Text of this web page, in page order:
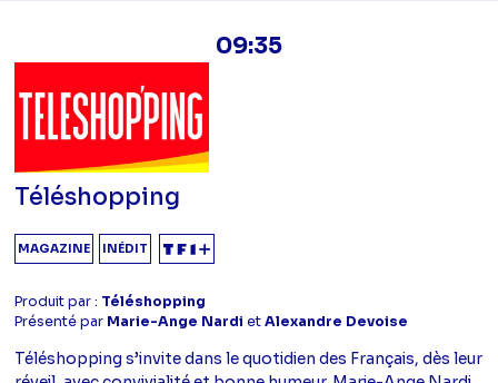
09:35
Téléshopping
MAGAZINE INÉDIT
Produit par : Téléshopping
Présenté par Marie-Ange Nardi etAlexandre Devoise
Téléshopping s’invite dans le quotidien des Français, dès leur